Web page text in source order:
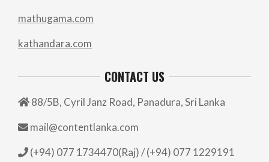
mathugama.com
kathandara.com
CONTACT US
88/5B, Cyril Janz Road, Panadura, Sri Lanka
mail@contentlanka.com
(+94) 077 1734470(Raj) / (+94) 077 1229191